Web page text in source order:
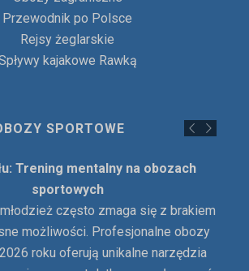
Przewodnik po Polsce
Rejsy żeglarskie
kajakowe Rawką
SPORTOWE
Trening mentalny na obozach
sportowych
często zmaga się z brakiem
możliwości. Profesjonalne obozy
roku oferują unikalne narzędzia